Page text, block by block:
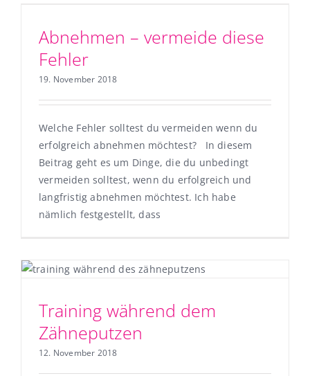
Abnehmen – vermeide diese
Fehler
19. November 2018
Welche Fehler solltest du vermeiden wenn du
erfolgreich abnehmen möchtest? In diesem
Beitrag geht es um Dinge, die du unbedingt
vermeiden solltest, wenn du erfolgreich und
langfristig abnehmen möchtest. Ich habe
nämlich festgestellt, dass
Training während dem
Zähneputzen
12. November 2018